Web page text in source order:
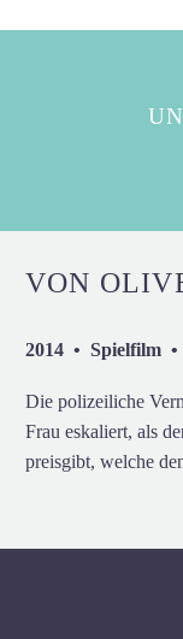
VON
2014 • Spielfilm
Die polizeiliche
Frau eskaliert, als
preisgibt, welche